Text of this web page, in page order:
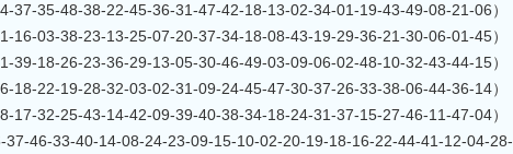
37-35-48-38-22-45-36-31-47-42-18-13-02-34-01-19-43-49-08-21-06）
16-03-38-23-13-25-07-20-37-34-18-08-43-19-29-36-21-30-06-01-45）
39-18-26-23-36-29-13-05-30-46-49-03-09-06-02-48-10-32-43-44-15）
18-22-19-28-32-03-02-31-09-24-45-47-30-37-26-33-38-06-44-36-14）
17-32-25-43-14-42-09-39-40-38-34-18-24-31-37-15-27-46-11-47-04）
37-46-33-40-14-08-24-23-09-15-10-02-20-19-18-16-22-44-41-12-04-28-